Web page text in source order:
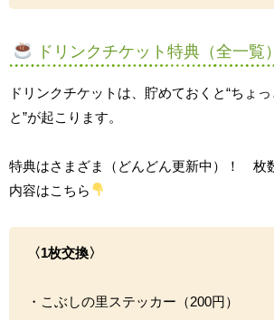
ドリンクチケット特典（全一覧）
ドリンクチケットは、貯めておくと“ちょ
と”が起こります。
特典はさまざま（どんどん更新中）！ 枚
内容はこちら
〈1枚交換〉
・こぶしの里ステッカー（200円）